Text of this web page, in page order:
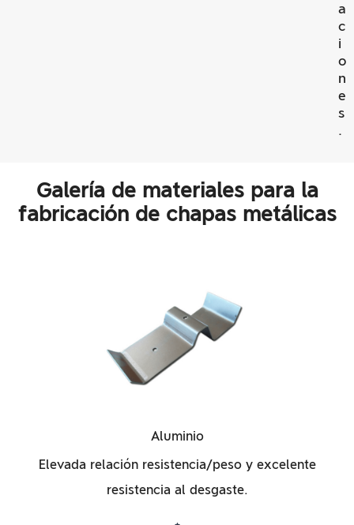
a
c
i
o
n
e
s
.
Galería de materiales para la
fabricación de chapas metálicas
Aluminio
Elevada relación resistencia/peso y excelente
resistencia al desgaste.